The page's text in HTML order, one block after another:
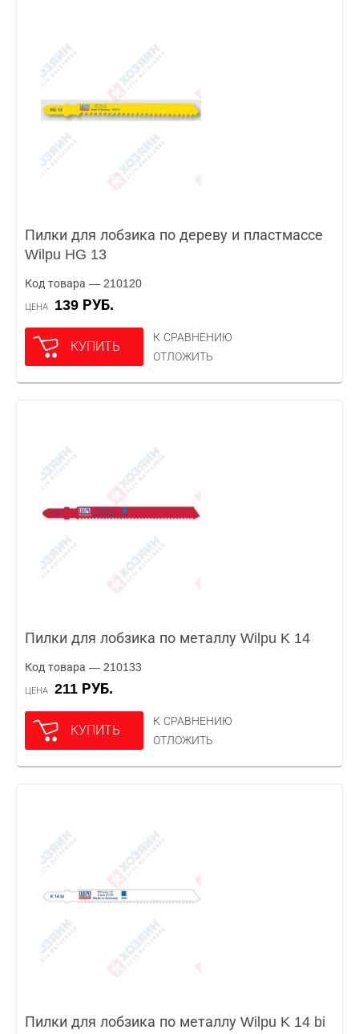
Пилки для лобзика по дереву и пластмассе
Wilpu HG 13
Код товара — 210120
ЦЕНА 139 РУБ.
КУПИТЬ
К СРАВНЕНИЮ
ОТЛОЖИТЬ
Пилки для лобзика по металлу Wilpu K 14
Код товара — 210133
ЦЕНА 211 РУБ.
КУПИТЬ
К СРАВНЕНИЮ
ОТЛОЖИТЬ
Пилки для лобзика по металлу Wilpu K 14 bi